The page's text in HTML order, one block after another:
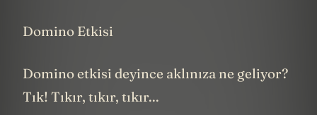
Domino Etkisi
Domino etkisi deyince aklınıza ne geliyor?
Tık! Tıkır, tıkır, tıkır...